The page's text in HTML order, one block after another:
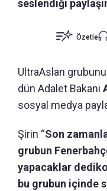
seslendiği
Özetle
UltraAslan
dün Adalet Bakanı
sosyal medya
Şirin “Son
grubun
yapacaklar
bu grubun içinde